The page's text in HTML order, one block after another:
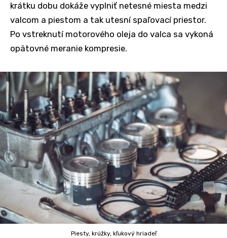
krátku dobu dokáže vyplniť netesné miesta medzi
valcom a piestom a tak utesní spaľovací priestor.
Po vstreknutí motorového oleja do valca sa vykoná
opätovné meranie kompresie.
Piesty, krúžky, kľukový hriadeľ